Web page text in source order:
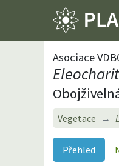
Asociace
Vegetace
Přehled